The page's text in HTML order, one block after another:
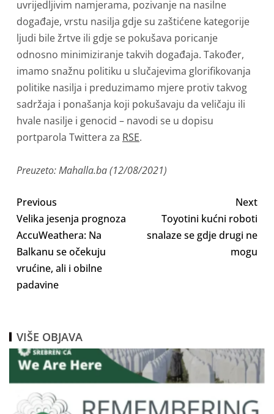
uvrijedljivim namjerama, pozivanje na nasilne
događaje, vrstu nasilja gdje su zaštićene kategorije
ljudi bile žrtve ili gdje se pokušava poricanje
odnosno minimiziranje takvih događaja. Također,
imamo snažnu politiku u slučajevima glorifikovanja
politike nasilja i preduzimamo mjere protiv takvog
sadržaja i ponašanja koji pokušavaju da veličaju ili
hvale nasilje i genocid – navodi se u dopisu
portparola Twittera za RSE.
Preuzeto: Mahalla.ba (12/08/2021)
Previous
Velika jesenja prognoza
AccuWeathera: Na
Balkanu se očekuju
vrućine, ali i obilne
padavine
Next
Toyotini kućni roboti
snalaze se gdje drugi ne
mogu
VIŠE OBJAVA